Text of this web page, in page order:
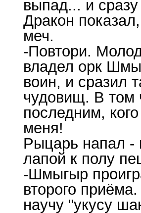
выпад... и сразу
Дракон
меч.
-Повтори.
владел орк
воин, и сразил
чудовищ. В том
последним,
меня!
Рыцарь напал -
лапой к полу
-Шмыгыр
второго
научу "укусу